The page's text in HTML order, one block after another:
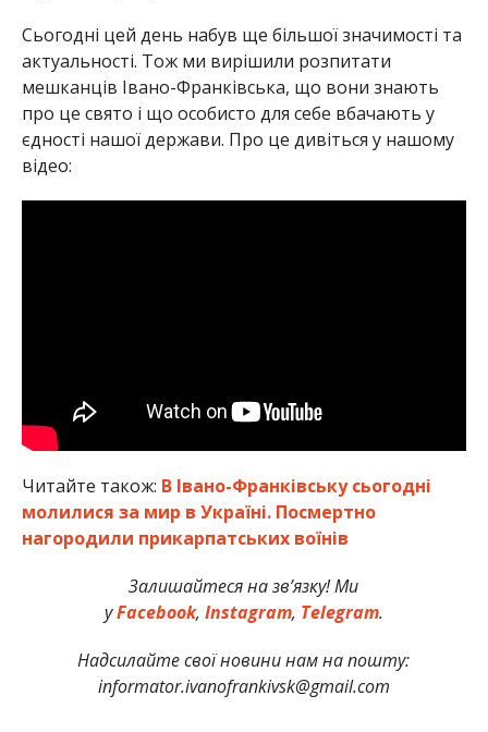
Сьогодні цей день набув ще більшої значимості та
актуальності. Тож ми вирішили розпитати
мешканців Івано-Франківська, що вони знають
про це свято і що особисто для себе вбачають у
єдності нашої держави. Про це дивіться у нашому
відео:
Читайте також: В Івано-Франківську сьогодні
молилися за мир в Україні. Посмертно
нагородили прикарпатських воїнів
Залишайтеся на зв’язку! Ми
уFacebook, Instagram, Telegram.
Надсилайте свої новини нам на пошту:
informator.ivanofrankivsk@gmail.com